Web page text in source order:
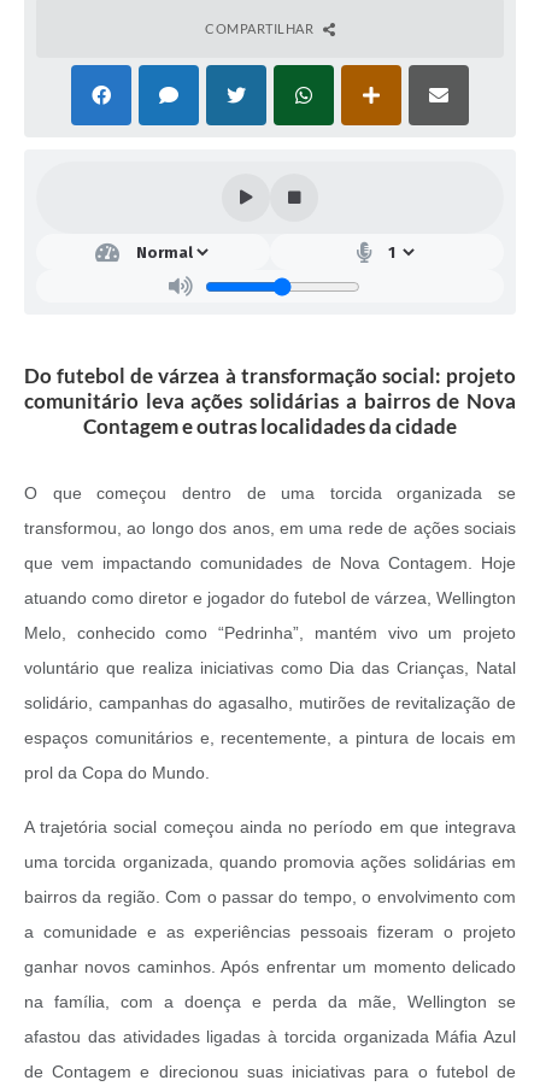
COMPARTILHAR
Do futebol de várzea à transformação social: projeto
comunitário leva ações solidárias a bairros de Nova
Contagem e outras localidades da cidade
O que começou dentro de uma torcida organizada se
transformou, ao longo dos anos, em uma rede de ações sociais
que vem impactando comunidades de Nova Contagem. Hoje
atuando como diretor e jogador do futebol de várzea, Wellington
Melo, conhecido como “Pedrinha”, mantém vivo um projeto
voluntário que realiza iniciativas como Dia das Crianças, Natal
solidário, campanhas do agasalho, mutirões de revitalização de
espaços comunitários e, recentemente, a pintura de locais em
prol da Copa do Mundo.
A trajetória social começou ainda no período em que integrava
uma torcida organizada, quando promovia ações solidárias em
bairros da região. Com o passar do tempo, o envolvimento com
a comunidade e as experiências pessoais fizeram o projeto
ganhar novos caminhos. Após enfrentar um momento delicado
na família, com a doença e perda da mãe, Wellington se
afastou das atividades ligadas à torcida organizada Máfia Azul
de Contagem e direcionou suas iniciativas para o futebol de